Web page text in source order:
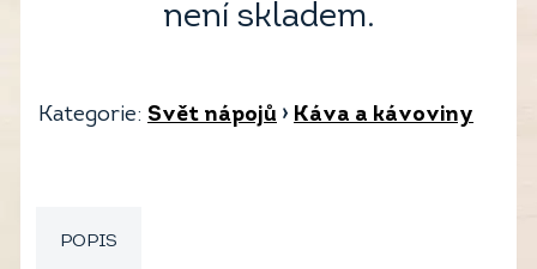
není skladem.
Kategorie: Svět nápojů › Káva a kávoviny
POPIS